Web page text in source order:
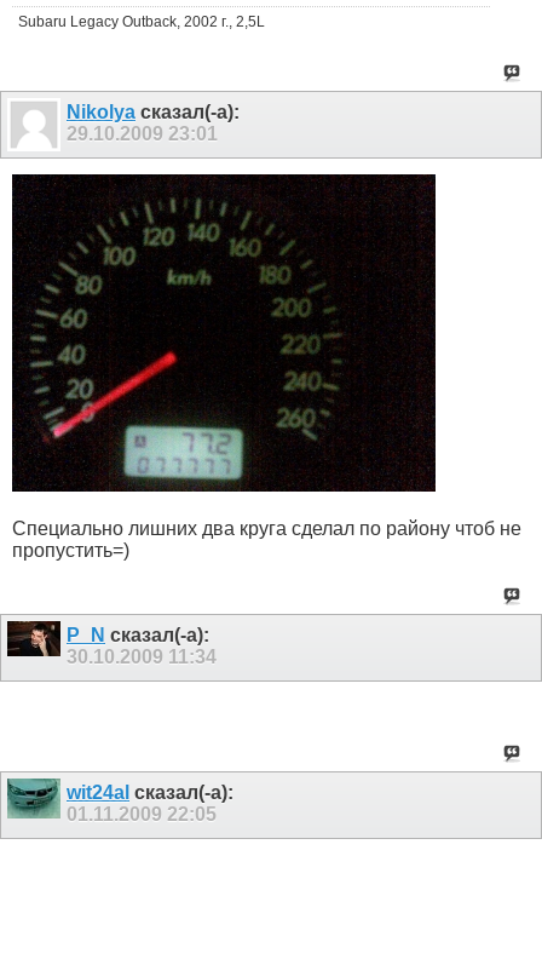
Subaru Legacy Outback, 2002 г., 2,5L
Nikolya сказал(-а):
29.10.2009 23:01
Специально лишних два круга сделал по району чтоб не
пропустить=)
P_N сказал(-а):
30.10.2009 11:34
wit24al сказал(-а):
01.11.2009 22:05